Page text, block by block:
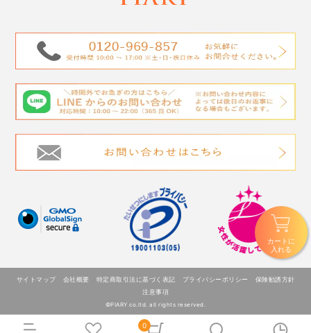
0
カートに
入れる
サイトマップ 会社概要 特定商取引法に基づく表記 プライバシーポリシー
保険勧誘方針
注意事項
©PIARY co.ltd. all rights reserved.